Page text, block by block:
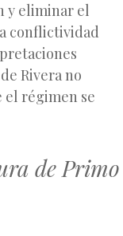
y eliminar el
conflictividad
Rivera no
el régimen se
de Primo